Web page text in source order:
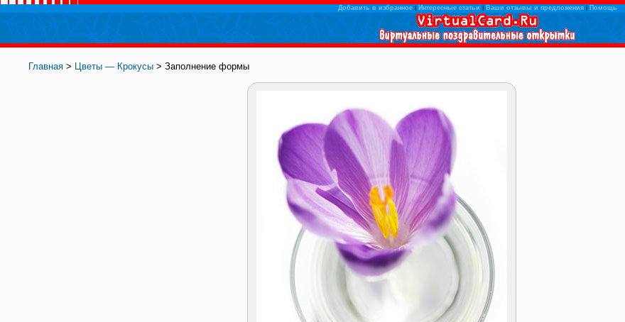
Добавить в избранное| Интересные статьи Ваши отзывы и предложения| Помощь
Главная > Цветы — Крокусы > Заполнение формы